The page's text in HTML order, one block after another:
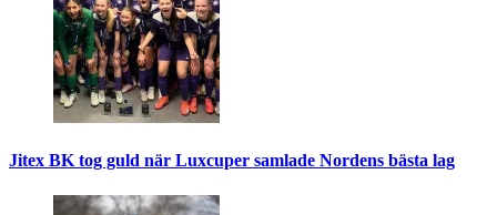
Jitex BK tog guld när Luxcuper samlade Nordens bästa lag